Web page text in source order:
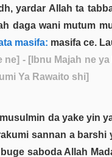
yardar Allah ta
daga wani mutum
masifa: masifa ce.
ne] - [Ibnu Majah ne
Ya Rawaito shi]
da yake yin
sannan a barshi
saboda Allah